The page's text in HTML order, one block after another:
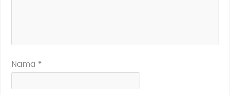
Nama *